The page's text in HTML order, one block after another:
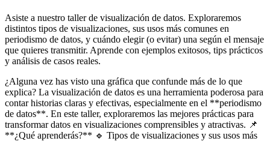
Asiste a nuestro taller de visualización de datos. Exploraremos
distintos tipos de visualizaciones, sus usos más comunes en
periodismo de datos, y cuándo elegir (o evitar) una según el mensaje
que quieres transmitir. Aprende con ejemplos exitosos, tips prácticos
y análisis de casos reales.
¿Alguna vez has visto una gráfica que confunde más de lo que
explica? La visualización de datos es una herramienta poderosa para
contar historias claras y efectivas, especialmente en el **periodismo
de datos**. En este taller, exploraremos las mejores prácticas para
transformar datos en visualizaciones comprensibles y atractivas. 📌
**¿Qué aprenderás?** 🔹 Tipos de visualizaciones y sus usos más